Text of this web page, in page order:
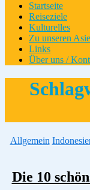
Startseite
Reiseziele
Kulturelles
Zu unseren
Links
Über uns /
Allgemein
Die 10